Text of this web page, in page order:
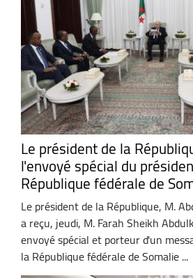
Le président de la
l'envoyé spécial du
République fédérale de
Le président de la République, M.
a reçu, jeudi, M. Farah Sheikh
envoyé spécial et porteur d'un
la République fédérale de Somalie ...